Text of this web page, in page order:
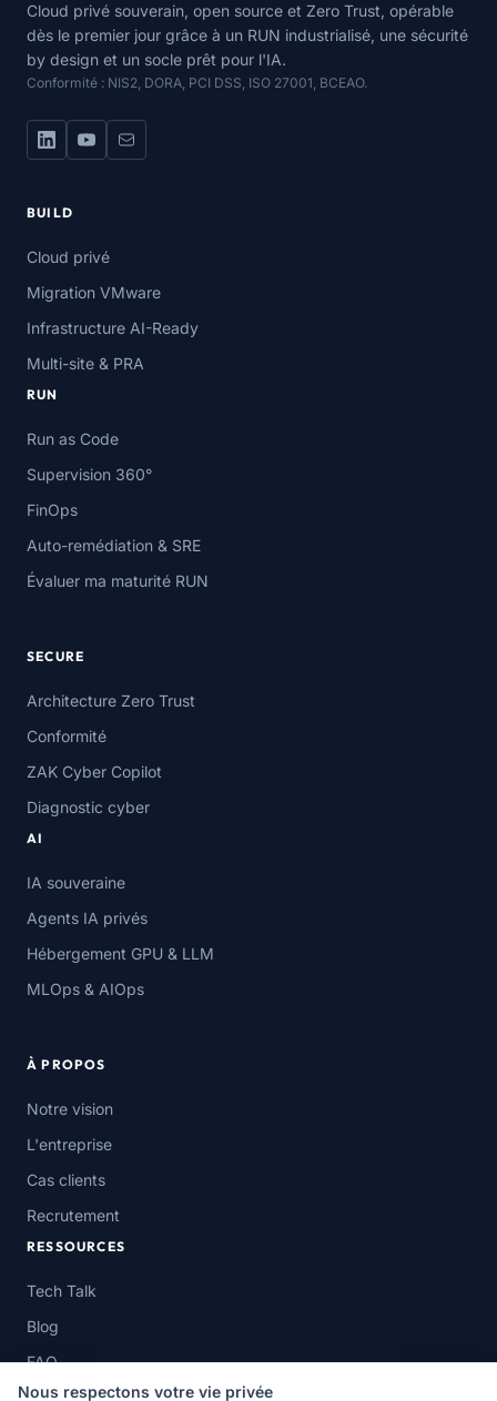
Nous respectons votre vie privée
Cloud privé souverain, open source et Zero Trust, opérable
dès le premier jour grâce à un RUN industrialisé, une sécurité
by design et un socle prêt pour l'IA.
Conformité : NIS2, DORA, PCI DSS, ISO 27001, BCEAO.
BUILD
Cloud privé
Migration VMware
Infrastructure AI-Ready
Multi-site & PRA
RUN
Run as Code
Supervision 360°
FinOps
Auto-remédiation & SRE
Évaluer ma maturité RUN
SECURE
Architecture Zero Trust
Conformité
ZAK Cyber Copilot
Diagnostic cyber
AI
IA souveraine
Agents IA privés
Hébergement GPU & LLM
MLOps & AIOps
À PROPOS
Notre vision
L'entreprise
Cas clients
Recrutement
RESSOURCES
Tech Talk
Blog
FAQ